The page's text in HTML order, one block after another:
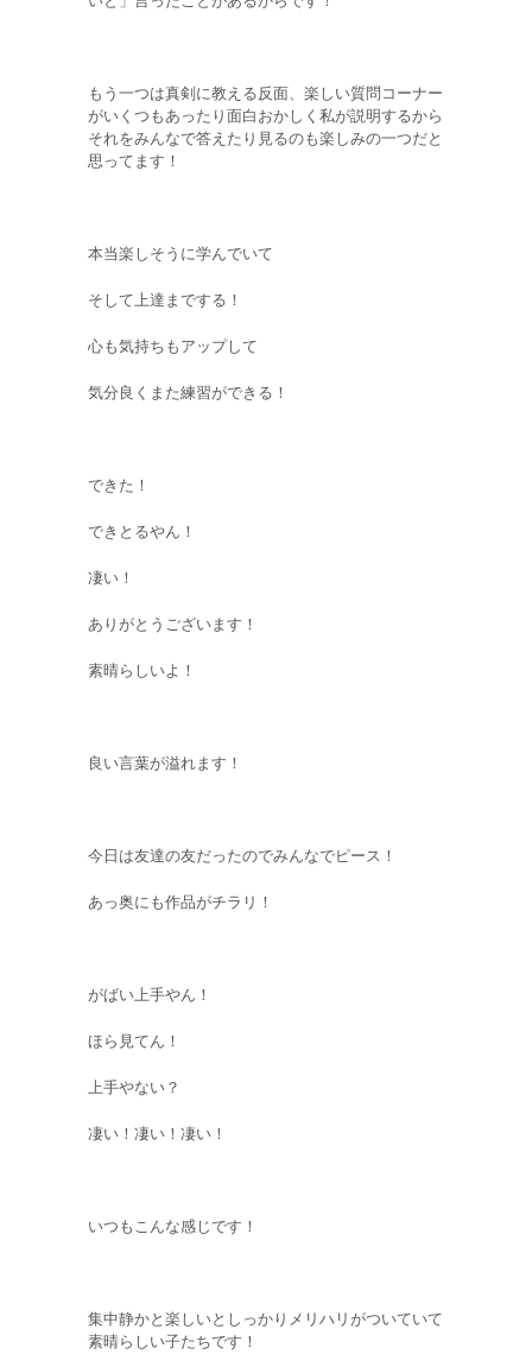
もう一つは真剣に教える反面、楽しい質問コーナー
がいくつもあったり面白おかしく私が説明するから
それをみんなで答えたり見るのも楽しみの一つだと
思ってます！
本当楽しそうに学んでいて
そして上達までする！
心も気持ちもアップして
気分良くまた練習ができる！
できた！
できとるやん！
凄い！
ありがとうございます！
素晴らしいよ！
良い言葉が溢れます！
今日は友達の友だったのでみんなでピース！
あっ奥にも作品がチラリ！
がばい上手やん！
ほら見てん！
上手やない？
凄い！凄い！凄い！
いつもこんな感じです！
集中静かと楽しいとしっかりメリハリがついていて
素晴らしい子たちです！